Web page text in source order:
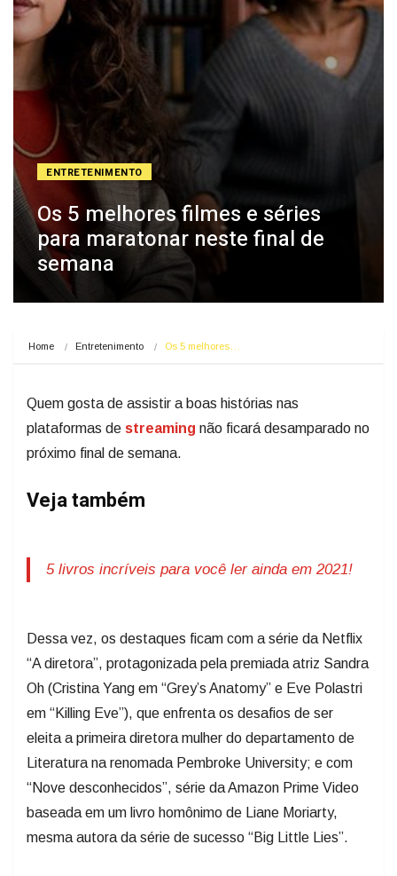
ENTRETENIMENTO
Os 5 melhores filmes e séries
para maratonar neste final de
semana
Home Entretenimento Os 5 melhores…
Quem gosta de assistir a boas histórias nas
plataformas de streaming não ficará desamparado no
próximo final de semana.
Veja também
5 livros incríveis para você ler ainda em 2021!
Dessa vez, os destaques ficam com a série da Netflix
“A diretora”, protagonizada pela premiada atriz Sandra
Oh (Cristina Yang em “Grey’s Anatomy” e Eve Polastri
em “Killing Eve”), que enfrenta os desafios de ser
eleita a primeira diretora mulher do departamento de
Literatura na renomada Pembroke University; e com
“Nove desconhecidos”, série da Amazon Prime Video
baseada em um livro homônimo de Liane Moriarty,
mesma autora da série de sucesso “Big Little Lies”.